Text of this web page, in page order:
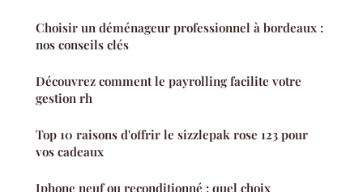
Choisir un déménageur professionnel à bordeaux :
nos conseils clés
Découvrez comment le payrolling facilite votre
gestion rh
Top 10 raisons d'offrir le sizzlepak rose 123 pour
vos cadeaux
Iphone neuf ou reconditionné : quel choix